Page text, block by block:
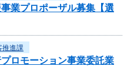
業プロポーザル募集【選
推進課
ロモーション事業委託業